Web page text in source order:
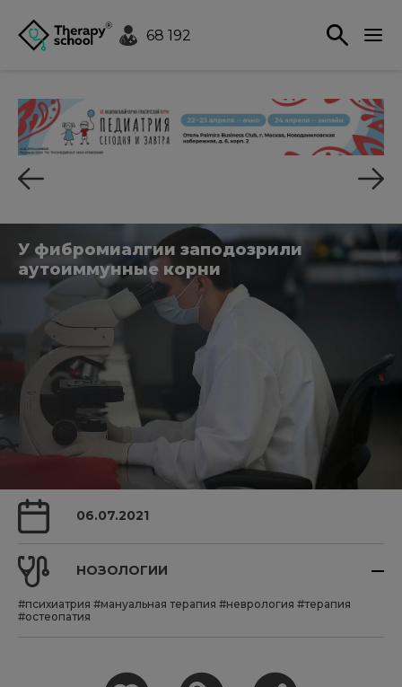
68 192
У фибромиалгии заподозрили
аутоиммунные корни
06.07.2021
НОЗОЛОГИИ
#психиатрия #мануальная терапия #неврология #терапия
#остеопатия